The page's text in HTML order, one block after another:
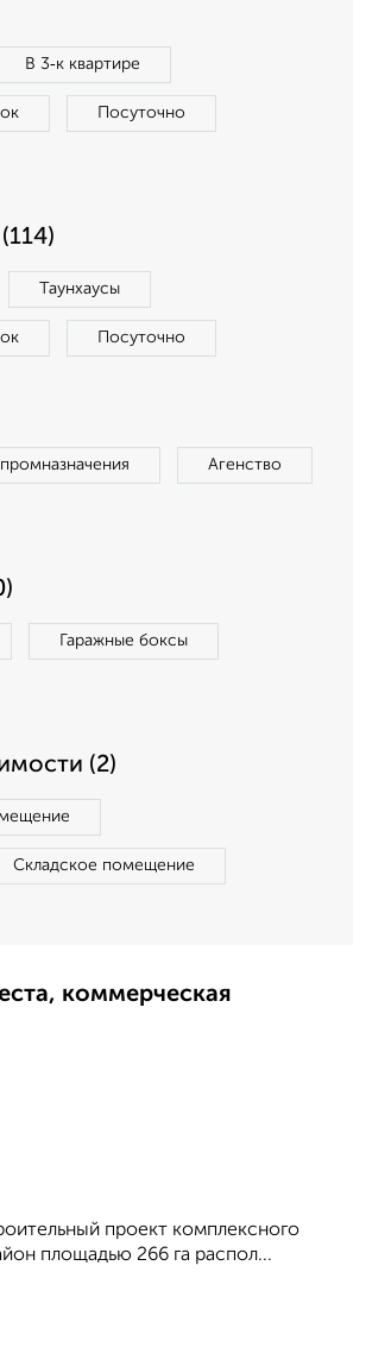
В 3‑к квартире
Посуточно
Таунхаусы
Посуточно
Агенство
Гаражные боксы
(2)
Складское помещение
коммерческая
проект комплексного
площадью 266 га распол...